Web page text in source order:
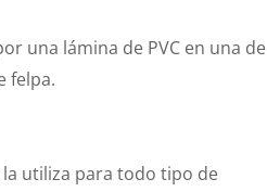
una lámina de PVC en una de
felpa.
utiliza para todo tipo de